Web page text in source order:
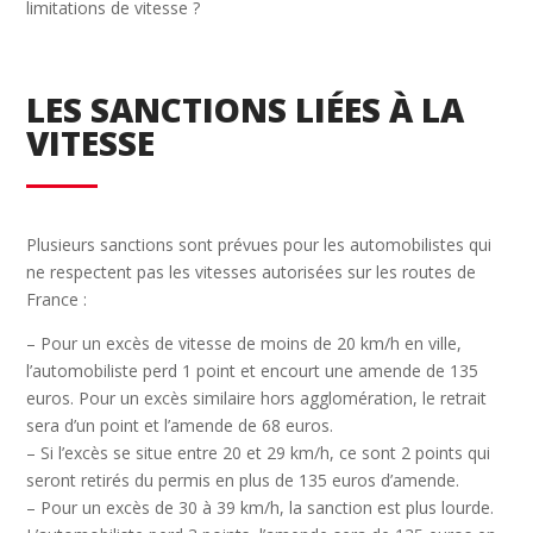
limitations de vitesse ?
LES SANCTIONS LIÉES À LA
VITESSE
Plusieurs sanctions sont prévues pour les automobilistes qui
ne respectent pas les vitesses autorisées sur les routes de
France :
– Pour un excès de vitesse de moins de 20 km/h en ville,
l’automobiliste perd 1 point et encourt une amende de 135
euros. Pour un excès similaire hors agglomération, le retrait
sera d’un point et l’amende de 68 euros.
– Si l’excès se situe entre 20 et 29 km/h, ce sont 2 points qui
seront retirés du permis en plus de 135 euros d’amende.
– Pour un excès de 30 à 39 km/h, la sanction est plus lourde.